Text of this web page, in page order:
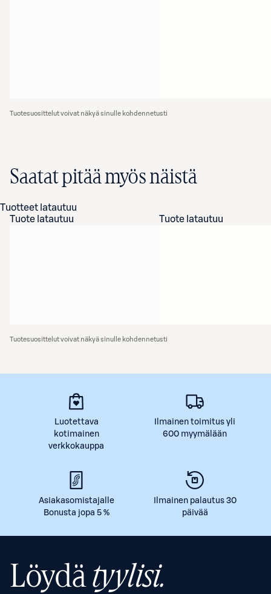
Tuotesuosittelut voivat näkyä sinulle kohdennetusti
Saatat pitää myös näistä
Tuotteet latautuu
Tuote latautuu
Tuote latautuu
Tuotesuosittelut voivat näkyä sinulle kohdennetusti
Luotettava
kotimainen
verkkokauppa
Ilmainen toimitus yli
600 myymälään
Asiakasomistajalle
Bonusta jopa 5 %
Ilmainen palautus 30
päivää
Löydätyylisi.